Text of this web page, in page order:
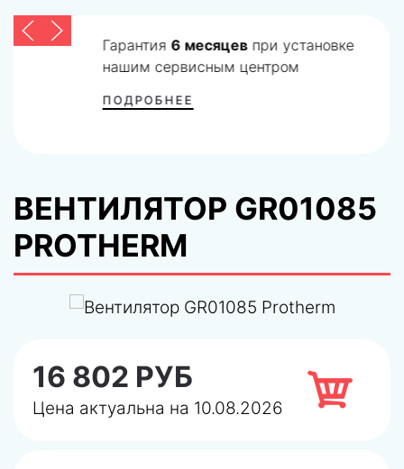
Гарантия 6 месяцевпри установке
нашим сервисным центром
ПОДРОБНЕЕ
ВЕНТИЛЯТОР GR01085
PROTHERM
16 802 РУБ
Цена актуальна на 10.08.2026